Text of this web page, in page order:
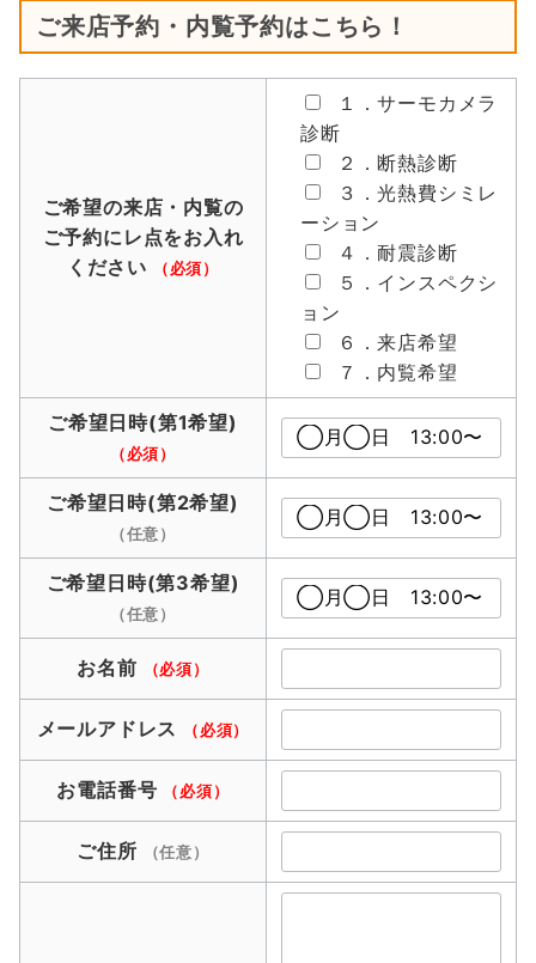
ご来店予約・内覧予約はこちら！
ご希望の来店・内覧の
ご予約にレ点をお入れ
ください
（必須）
１．サーモカメラ
診断
２．断熱診断
３．光熱費シミレ
ーション
４．耐震診断
５．インスペクシ
ョン
６．来店希望
７．内覧希望
ご希望日時(第1希望)
（必須）
ご希望日時(第2希望)
（任意）
ご希望日時(第3希望)
（任意）
お名前 （必須）
メールアドレス （必須）
お電話番号 （必須）
ご住所 （任意）